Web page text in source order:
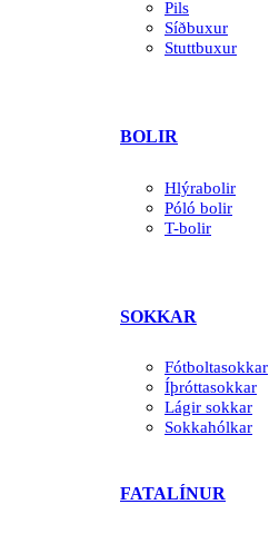
Pils
Síðbuxur
Stuttbuxur
BOLIR
Hlýrabolir
Póló bolir
T-bolir
SOKKAR
Fótboltasokkar
Íþróttasokkar
Lágir sokkar
Sokkahólkar
FATALÍNUR